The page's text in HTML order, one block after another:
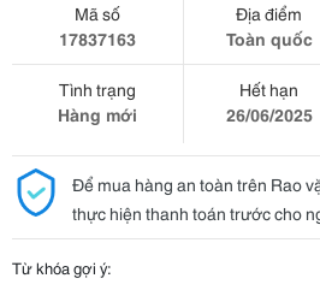
Mã số
17837163
Địa điểm
Toàn quốc
Tình trạng
Hàng mới
Hết hạn
26/06/2025
Để mua hàng an toàn trên Rao
thực hiện thanh toán trước cho
Từ khóa gợi ý: